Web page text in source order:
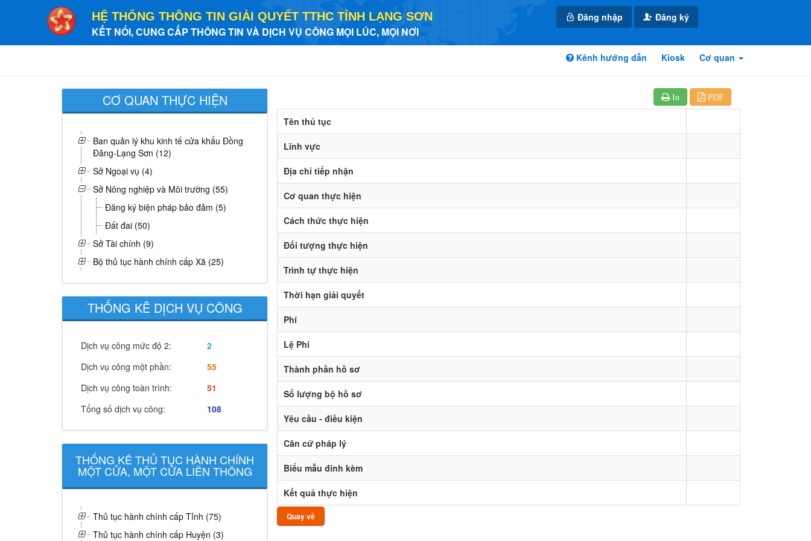
HỆ THỐNG THÔNG TIN GIẢI QUYẾT TTHC TỈNH LẠNG SƠN
KẾT NỐI, CUNG CẤP THÔNG TIN VÀ DỊCH VỤ CÔNG MỌI LÚC, MỌI NƠI
Đăng nhập Đăng ký
Kênh hướng dẫn Kiosk Cơ quan
CƠ QUAN THỰC HIỆN
Ban quản lý khu kinh tế cửa khẩu Đồng
Đăng-Lạng Sơn (12)
Sở Ngoại vụ (4)
Sở Nông nghiệp và Môi trường (55)
Đăng ký biện pháp bảo đảm (5)
Đất đai (50)
Sở Tài chính (9)
Bộ thủ tục hành chính cấp Xã (25)
THỐNG KÊ DỊCH VỤ CÔNG
Dịch vụ công mức độ 2:
2
Dịch vụ công một phần:
55
Dịch vụ công toàn trình:
51
Tổng số dịch vụ công:
108
THỐNG KÊ THỦ TỤC HÀNH CHÍNH
MỘT CỬA, MỘT CỬA LIÊN THÔNG
Thủ tục hành chính cấp Tỉnh (75)
Thủ tục hành chính cấp Huyện (3)
In PDF
Tên thủ tục
Lĩnh vực
Địa chỉ tiếp nhận
Cơ quan thực hiện
Cách thức thực hiện
Đối tượng thực hiện
Trình tự thực hiện
Thời hạn giải quyết
Phí
Lệ Phí
Thành phần hồ sơ
Số lượng bộ hồ sơ
Yêu cầu - điều kiện
Căn cứ pháp lý
Biểu mẫu đính kèm
Kết quả thực hiện
Quay về